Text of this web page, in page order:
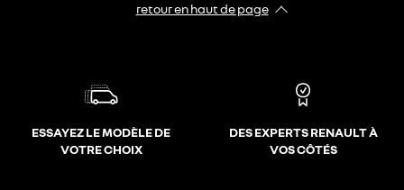
retour en haut de page​
ESSAYEZ LE MODÈLE DE
VOTRE CHOIX
DES EXPERTS RENAULT À
VOS CÔTÉS